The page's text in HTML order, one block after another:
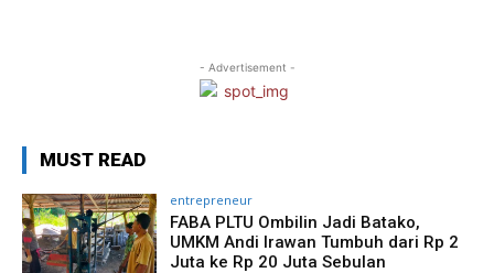
- Advertisement -
MUST READ
entrepreneur
FABA PLTU Ombilin Jadi Batako,
UMKM Andi Irawan Tumbuh dari Rp 2
Juta ke Rp 20 Juta Sebulan